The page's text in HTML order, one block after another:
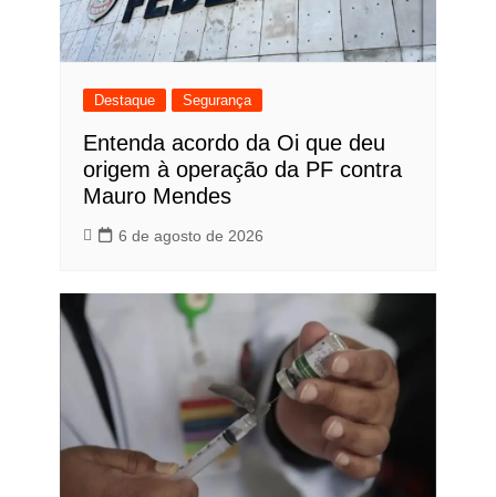
Destaque Segurança
Entenda acordo da Oi que deu
origem à operação da PF contra
Mauro Mendes
6 de agosto de 2026